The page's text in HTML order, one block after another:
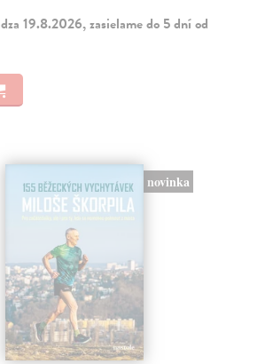
19.8.2026, zasielame do 5 dní od
novinka